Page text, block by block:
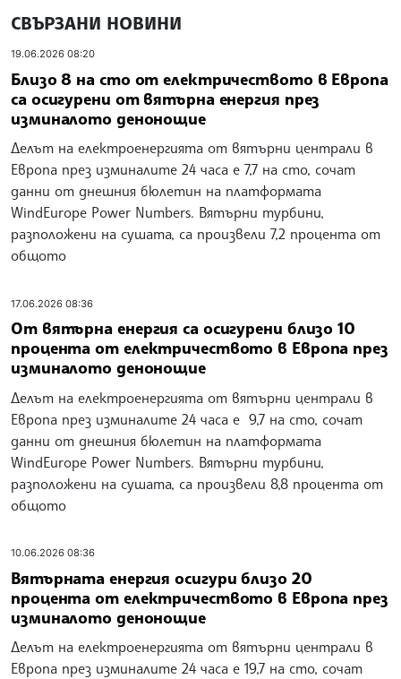
СВЪРЗАНИ НОВИНИ
19.06.2026 08:20
Близо 8 на сто от електричеството в Европа
са осигурени от вятърна енергия през
изминалото денонощие
Делът на електроенергията от вятърни централи в
Европа през изминалите 24 часа е 7,7 на сто, сочат
данни от днешния бюлетин на платформата
WindEurope Power Numbers. Вятърни турбини,
разположени на сушата, са произвели 7,2 процента от
общото
17.06.2026 08:36
От вятърна енергия са осигурени близо 10
процента от електричеството в Европа през
изминалото денонощие
Делът на електроенергията от вятърни централи в
Европа през изминалите 24 часа е 9,7 на сто, сочат
данни от днешния бюлетин на платформата
WindEurope Power Numbers. Вятърни турбини,
разположени на сушата, са произвели 8,8 процента от
общото
10.06.2026 08:36
Вятърната енергия осигури близо 20
процента от електричеството в Европа през
изминалото денонощие
Делът на електроенергията от вятърни централи в
Европа през изминалите 24 часа е 19,7 на сто, сочат